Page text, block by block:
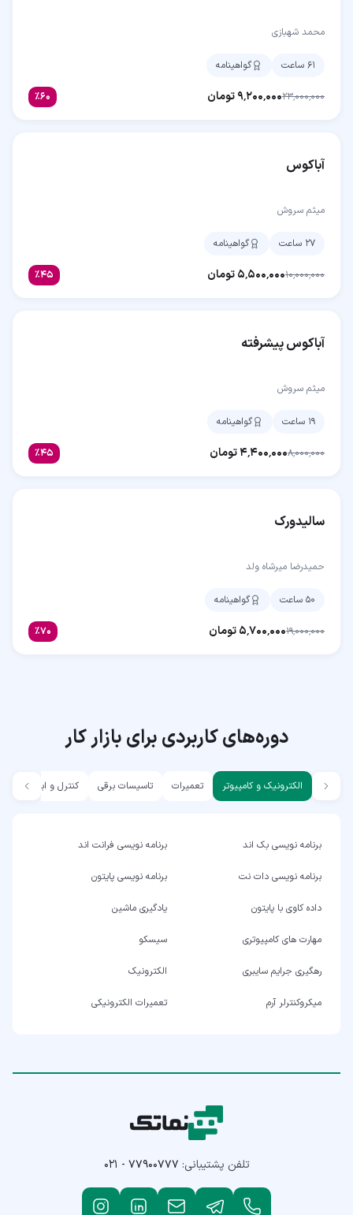
محمد شهبازی
۶۱ ساعت گواهینامه
۲۳٬۰۰۰٬۰۰۰۹٬۲۰۰٬۰۰۰تومان ٪۶۰
آباکوس
میثم سروش
۲۷ ساعت گواهینامه
۱۰٬۰۰۰٬۰۰۰۵٬۵۰۰٬۰۰۰تومان ٪۴۵
آباکوس پیشرفته
میثم سروش
۱۹ ساعت گواهینامه
۸٬۰۰۰٬۰۰۰۴٬۴۰۰٬۰۰۰تومان ٪۴۵
سالیدورک
حمیدرضا میرشاه ولد
۵۰ ساعت گواهینامه
۱۹٬۰۰۰٬۰۰۰۵٬۷۰۰٬۰۰۰تومان ٪۷۰
دوره‌های کاربردی برای بازار کار
الکترونیک و کامپیوتر تعمیرات تاسیسات برقی کنترل و ابزار دقیق
برنامه نویسی بک اند برنامه نویسی فرانت اند
برنامه نویسی دات نت برنامه نویسی پایتون
داده کاوی با پایتون یادگیری ماشین
مهارت های کامپیوتری سیسکو
رهگیری جرایم سایبری الکترونیک
میکروکنترلر آرم تعمیرات الکترونیکی
تلفن پشتیبانی: ۰۲۱ - ۷۷۹۰۰۷۷۷